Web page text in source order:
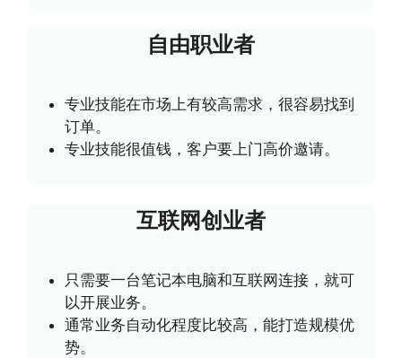
自由职业者
专业技能在市场上有较高需求，很容易找到
订单。
专业技能很值钱，客户要上门高价邀请。
互联网创业者
只需要一台笔记本电脑和互联网连接，就可
以开展业务。
通常业务自动化程度比较高，能打造规模优
势。